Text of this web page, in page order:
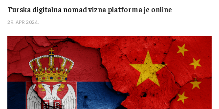
Turska digitalna nomad vizna platforma je online
29. APR 2024.